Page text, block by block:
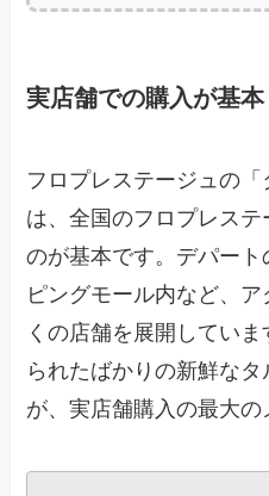
実店舗での購入が基本
フロプレステージュの「
は、全国のフロプレス
のが基本です。デパー
ピングモール内など、
くの店舗を展開してい
られたばかりの新鮮な
が、実店舗購入の最大の